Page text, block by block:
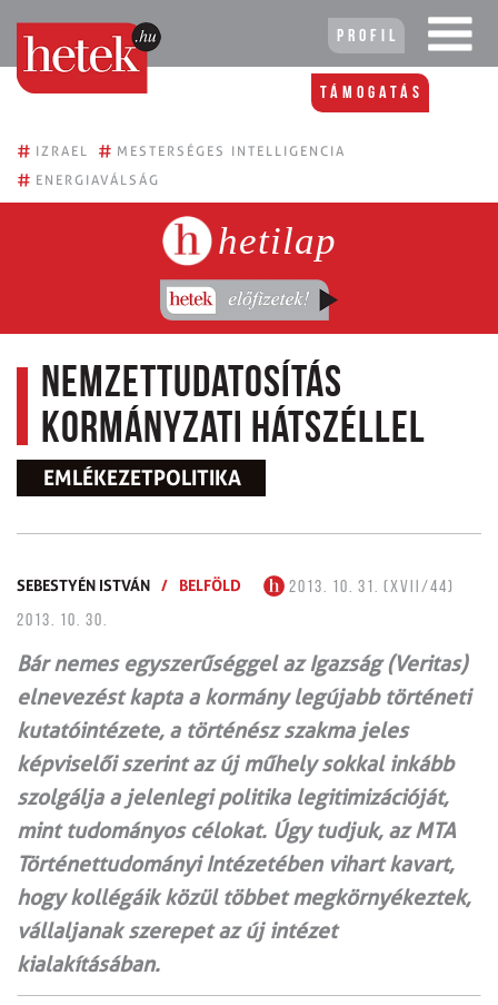
Profil
Támogatás
# IZRAEL # MESTERSÉGES INTELLIGENCIA
# ENERGIAVÁLSÁG
hetilap
Nemzettudatosítás
kormányzati hátszéllel
EMLÉKEZETPOLITIKA
SEBESTYÉN ISTVÁN / BELFÖLD
2013. 10. 31. (XVII/44)
2013. 10. 30.
Bár nemes egyszerűséggel az Igazság (Veritas)
elnevezést kapta a kormány legújabb történeti
kutatóintézete, a történész szakma jeles
képviselői szerint az új műhely sokkal inkább
szolgálja a jelenlegi politika legitimizációját,
mint tudományos célokat. Úgy tudjuk, az MTA
Történettudományi Intézetében vihart kavart,
hogy kollégáik közül többet megkörnyékeztek,
vállaljanak szerepet az új intézet
kialakításában.